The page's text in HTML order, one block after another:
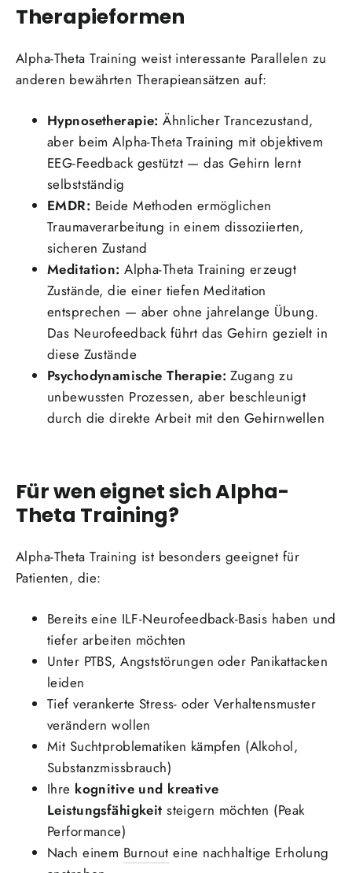
Therapieformen
Alpha-Theta Training weist interessante Parallelen zu
anderen bewährten Therapieansätzen auf:
Hypnosetherapie: Ähnlicher Trancezustand,
aber beim Alpha-Theta Training mit objektivem
EEG-Feedback gestützt — das Gehirn lernt
selbstständig
EMDR: Beide Methoden ermöglichen
Traumaverarbeitung in einem dissoziierten,
sicheren Zustand
Meditation: Alpha-Theta Training erzeugt
Zustände, die einer tiefen Meditation
entsprechen — aber ohne jahrelange Übung.
Das Neurofeedback führt das Gehirn gezielt in
diese Zustände
Psychodynamische Therapie: Zugang zu
unbewussten Prozessen, aber beschleunigt
durch die direkte Arbeit mit den Gehirnwellen
Für wen eignet sich Alpha-
Theta Training?
Alpha-Theta Training ist besonders geeignet für
Patienten, die:
Bereits eine ILF-Neurofeedback-Basis haben und
tiefer arbeiten möchten
Unter PTBS, Angststörungen oder Panikattacken
leiden
Tief verankerte Stress- oder Verhaltensmuster
verändern wollen
Mit Suchtproblematiken kämpfen (Alkohol,
Substanzmissbrauch)
Ihre kognitive und kreative
Leistungsfähigkeit steigern möchten (Peak
Performance)
Nach einem Burnout eine nachhaltige Erholung